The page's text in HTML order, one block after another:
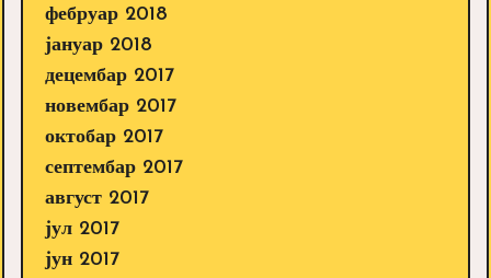
фебруар 2018
јануар 2018
децембар 2017
новембар 2017
октобар 2017
септембар 2017
август 2017
јул 2017
јун 2017